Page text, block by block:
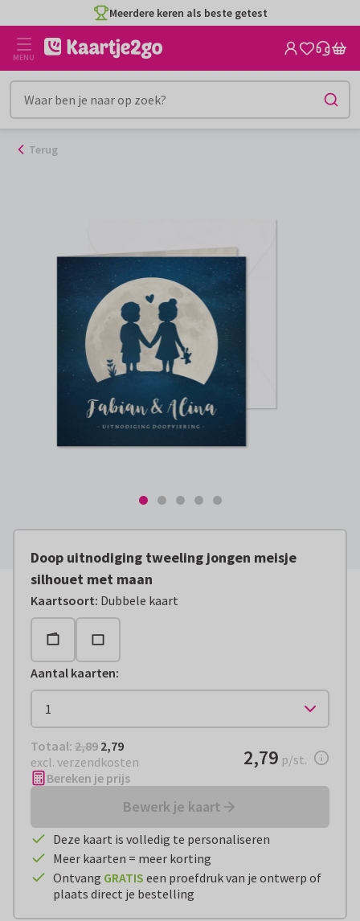
naar
inhoud
Meerdere keren als beste getest
MENU
Terug
Doop uitnodiging tweeling jongen meisje
silhouet met maan
Kaartsoort: Dubbele kaart
Aantal kaarten:
Totaal: € 2,79
Totaal: 2,89 2,79
excl. verzendkosten
€ 2,79per stuk
2,79 p/st.
Bereken je prijs
Bewerk je kaart
Deze kaart is volledig te personaliseren
Meer kaarten = meer korting
Ontvang GRATIS een proefdruk van je ontwerp of
plaats direct je bestelling